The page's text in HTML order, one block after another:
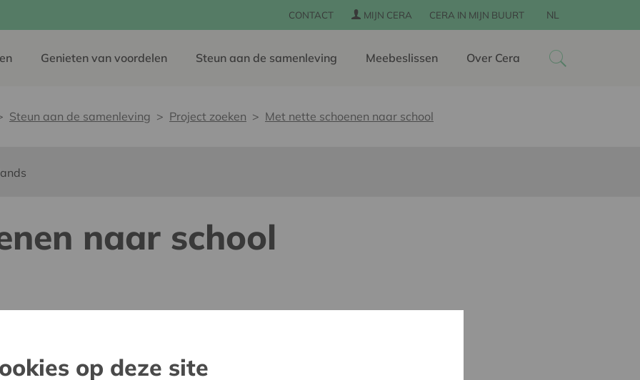
CONTACT MIJN CERA CERA IN MIJN BUURT NL
Genieten van voordelen Steun aan de samenleving Meebeslissen Over Cera
Steun aan de samenleving Project zoeken Met nette schoenen naar school
naar school
zonder drempels
op deze site